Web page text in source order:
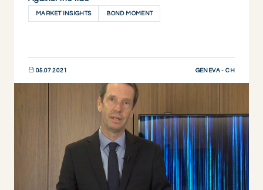
MARKET INSIGHTS BOND MOMENT
05.07.2021 GENEVA - CH